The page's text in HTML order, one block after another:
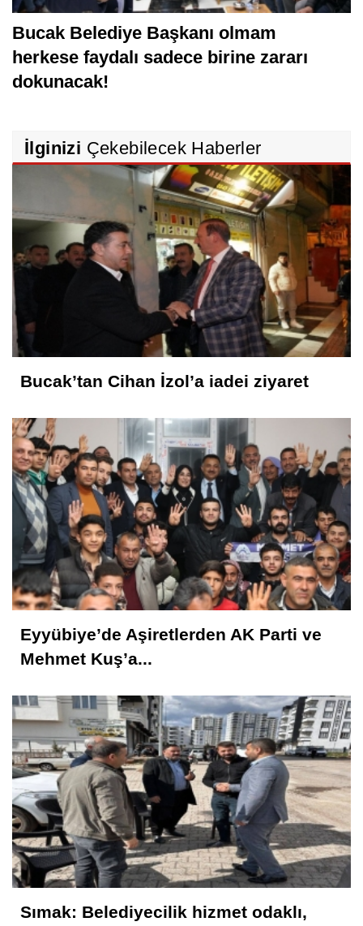
Bucak Belediye Başkanı olmam
herkese faydalı sadece birine zararı
dokunacak!
İlginizi Çekebilecek Haberler
Bucak’tan Cihan İzol’a iadei ziyaret
Eyyübiye’de Aşiretlerden AK Parti ve
Mehmet Kuş’a...
Sımak: Belediyecilik hizmet odaklı,